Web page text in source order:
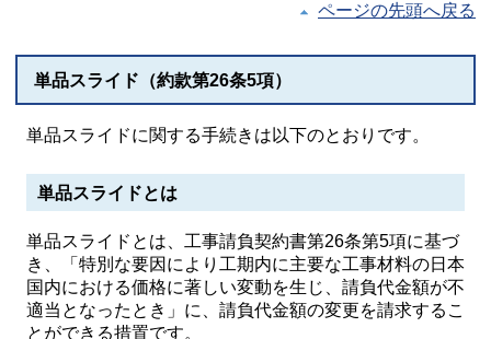
ページの先頭へ戻る
単品スライド（約款第26条5項）
単品スライドに関する手続きは以下のとおりです。
単品スライドとは
単品スライドとは、工事請負契約書第26条第5項に基づ
き、「特別な要因により工期内に主要な工事材料の日本
国内における価格に著しい変動を生じ、請負代金額が不
適当となったとき」に、請負代金額の変更を請求するこ
とができる措置です。